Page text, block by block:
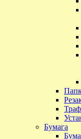
Бумага